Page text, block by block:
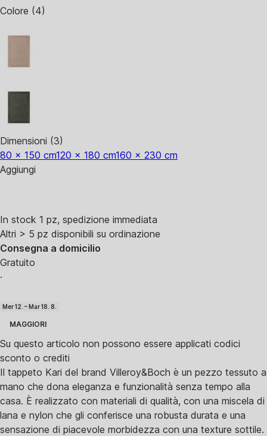
Colore (4)
Dimensioni (3)
80 x 150 cm120 x 180 cm160 x 230 cm
Aggiungi
In stock 1 pz, spedizione immediata
Altri > 5 pz disponibili su ordinazione
Consegna a domicilio
Gratuito
·
Mer 12. – Mar 18. 8.
MAGGIORI
Su questo articolo non possono essere applicati codici
sconto o crediti
Il tappeto Kari del brand Villeroy&Boch è un pezzo tessuto a
mano che dona eleganza e funzionalità senza tempo alla
casa. È realizzato con materiali di qualità, con una miscela di
lana e nylon che gli conferisce una robusta durata e una
sensazione di piacevole morbidezza con una texture sottile.